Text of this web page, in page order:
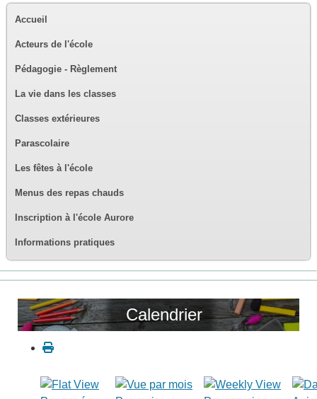
Accueil
Acteurs de l'école
Pédagogie - Règlement
La vie dans les classes
Classes extérieures
Parascolaire
Les fêtes à l'école
Menus des repas chauds
Inscription à l'école Aurore
Informations pratiques
Calendrier